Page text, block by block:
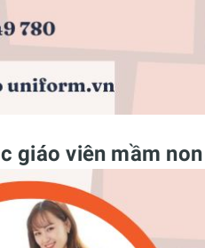
giáo viên mầm non